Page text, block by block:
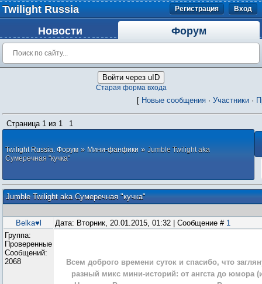
Twilight Russia Регистрация Вход
Новости Форум
Войти через uID
Старая форма входа
[ Новые сообщения · Участники ·
Страница 1 из 1 1
Twilight Russia. Форум » Мини-фанфики » Jumble Twilight aka
Сумеречная "кучка"
Jumble Twilight aka Сумеречная "кучка"
Belka♥l Дата: Вторник, 20.01.2015, 01:32 | Сообщение # 1
Группа:
Проверенные
Сообщений:
2068
Всем доброго времени суток и спасибо, что
разный микс мини-историй: от ангста до юмора